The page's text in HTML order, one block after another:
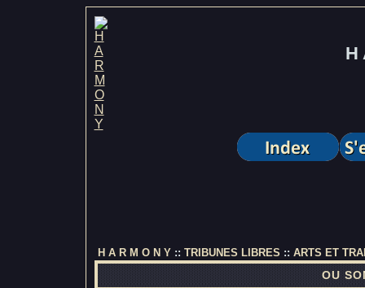
H
H A R M O N Y:: TRIBUNES LIBRES :: ARTS ET
OU